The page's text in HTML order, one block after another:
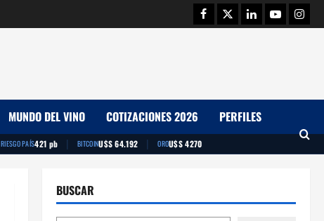
Facebook
TwitterLinkedinYoutube
MUNDO DEL VINO COTIZACIONES 2026 PERFILES
RIESGO PAÍS421 pb | BITCOINU$S 64.192 | OROU$S 4270
BUSCAR